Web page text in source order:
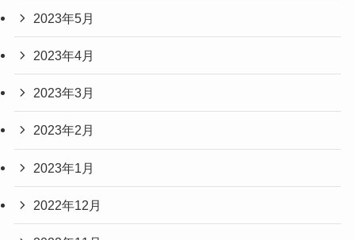
2023年5月
2023年4月
2023年3月
2023年2月
2023年1月
2022年12月